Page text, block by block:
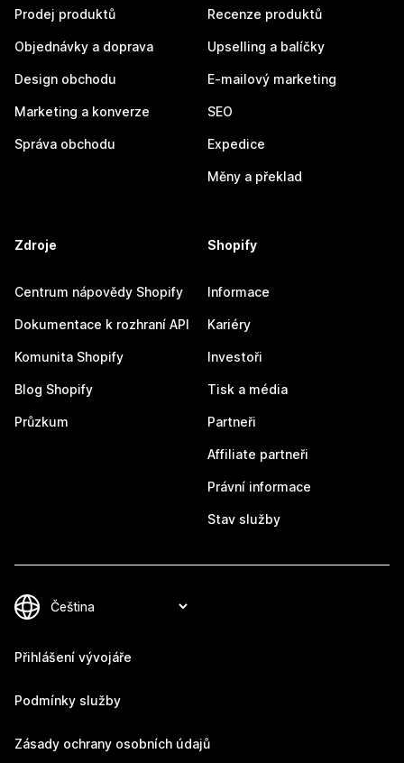
Prodej produktů
Objednávky a doprava
Design obchodu
Marketing a konverze
Správa obchodu
Recenze produktů
Upselling a balíčky
E-mailový marketing
SEO
Expedice
Měny a překlad
Zdroje
Centrum nápovědy Shopify
Dokumentace k rozhraní API
Komunita Shopify
Blog Shopify
Průzkum
Shopify
Informace
Kariéry
Investoři
Tisk a média
Partneři
Affiliate partneři
Právní informace
Stav služby
Přihlášení vývojáře
Podmínky služby
Zásady ochrany osobních údajů